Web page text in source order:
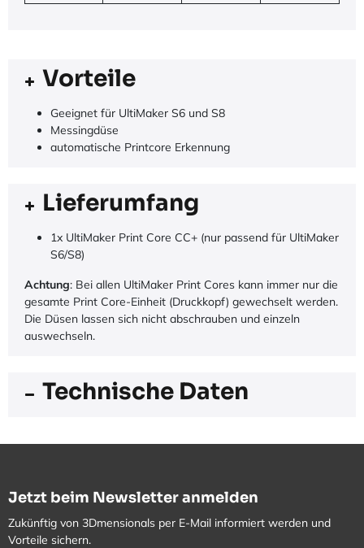
Vorteile
Geeignet für UltiMaker S6 und S8
Messingdüse
automatische Printcore Erkennung
Lieferumfang
1x UltiMaker Print Core CC+ (nur passend für UltiMaker
S6/S8)
Achtung: Bei allen UltiMaker Print Cores kann immer nur die
gesamte Print Core-Einheit (Druckkopf) gewechselt werden.
Die Düsen lassen sich nicht abschrauben und einzeln
auswechseln.
Technische Daten
Jetzt beim Newsletter anmelden
Zukünftig von 3Dmensionals per E-Mail informiert werden und
Vorteile sichern.